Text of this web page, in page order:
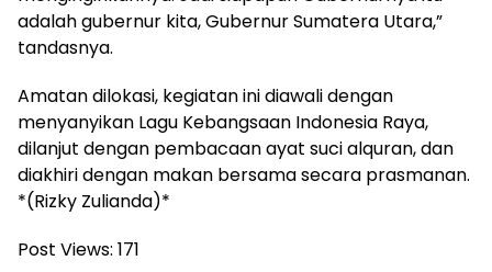
adalah gubernur kita, Gubernur Sumatera Utara,”
tandasnya.
Amatan dilokasi, kegiatan ini diawali dengan
menyanyikan Lagu Kebangsaan Indonesia Raya,
dilanjut dengan pembacaan ayat suci alquran, dan
diakhiri dengan makan bersama secara prasmanan.
*(Rizky Zulianda)*
Post Views: 171